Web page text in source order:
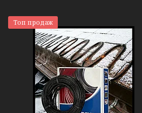
Топ продаж
Кабель DEVIsnow 30T